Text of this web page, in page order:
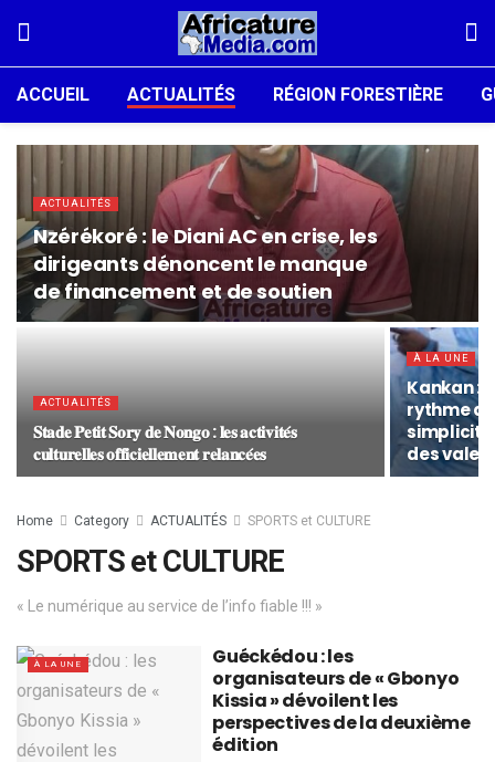
ACCUEIL ACTUALITÉS RÉGION FORESTIÈRE
ACTUALITÉS
Nzérékoré : le Diani AC en crise, les
dirigeants dénoncent le manque
de financement et de soutien
ACTUALITÉS
𝐒𝐭𝐚𝐝𝐞 𝐏𝐞𝐭𝐢𝐭 𝐒𝐨𝐫𝐲 𝐝𝐞 𝐍𝐨𝐧𝐠𝐨 : 𝐥𝐞𝐬 𝐚𝐜𝐭𝐢𝐯𝐢𝐭𝐞́𝐬
𝐜𝐮𝐥𝐭𝐮𝐫𝐞𝐥𝐥𝐞𝐬 𝐨𝐟𝐟𝐢𝐜𝐢𝐞𝐥𝐥𝐞𝐦𝐞𝐧𝐭 𝐫𝐞𝐥𝐚𝐧𝐜𝐞́𝐞𝐬
À LA UNE
Kankan :
rythme
des
Home Category ACTUALITÉS SPORTS et CULTURE
SPORTS et CULTURE
« Le numérique au service de l’info fiable !!! »
À LA UNE
Guéckédou : les
organisateurs de « Gbonyo
Kissia » dévoilent les
perspectives de la deuxième
édition